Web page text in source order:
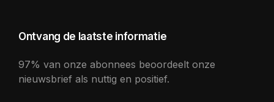
Ontvang de laatste informatie
97% van onze abonnees beoordeelt onze
nieuwsbrief als nuttig en positief.